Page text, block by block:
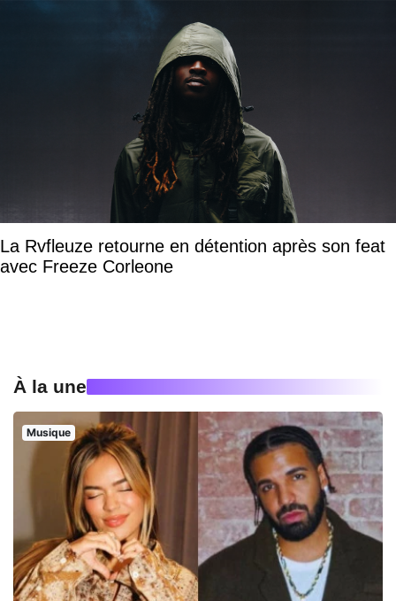
La Rvfleuze retourne en détention après son feat
avec Freeze Corleone
À la une
Musique